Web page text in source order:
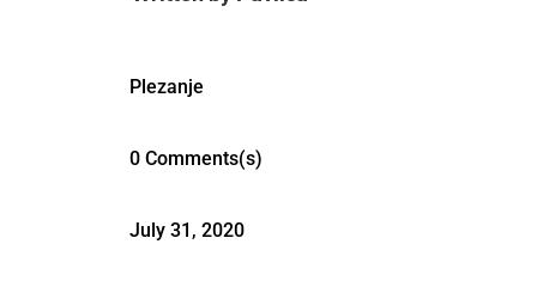
Plezanje
0 Comments(s)
July 31, 2020